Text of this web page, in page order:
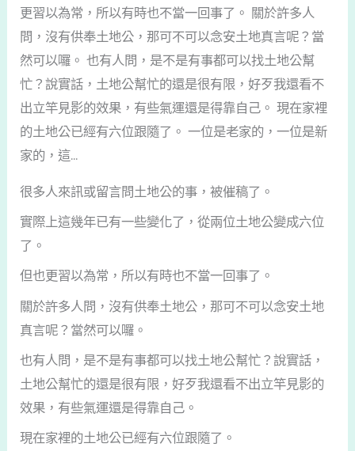
更習以為常，所以有時也不當一回事了。 關於許多人
問，沒有供奉土地公，那可不可以念安土地真言呢？當
然可以囉。 也有人問，是不是有事都可以找土地公幫
忙？說實話，土地公幫忙的還是很有限，好歹我還看不
出立竿見影的效果，有些氣運還是得靠自己。 現在家裡
的土地公已經有六位跟隨了。 一位是老家的，一位是新
家的，這...
很多人來訊或留言問土地公的事，被催稿了。
實際上這幾年已有一些變化了，從兩位土地公變成六位
了。
但也更習以為常，所以有時也不當一回事了。
關於許多人問，沒有供奉土地公，那可不可以念安土地
真言呢？當然可以囉。
也有人問，是不是有事都可以找土地公幫忙？說實話，
土地公幫忙的還是很有限，好歹我還看不出立竿見影的
效果，有些氣運還是得靠自己。
現在家裡的土地公已經有六位跟隨了。